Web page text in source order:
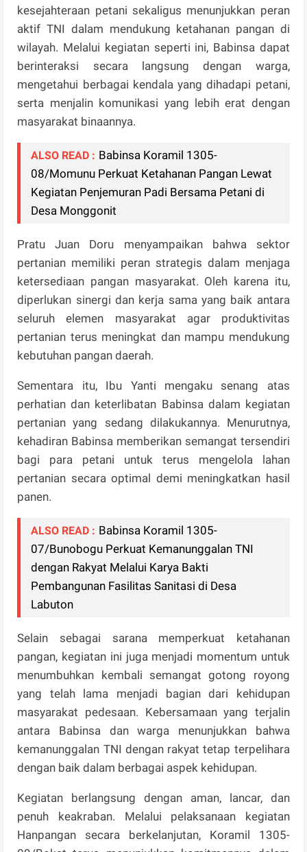
kesejahteraan petani sekaligus menunjukkan peran
aktif TNI dalam mendukung ketahanan pangan di
wilayah. Melalui kegiatan seperti ini, Babinsa dapat
berinteraksi secara langsung dengan warga,
mengetahui berbagai kendala yang dihadapi petani,
serta menjalin komunikasi yang lebih erat dengan
masyarakat binaannya.
ALSO READ : Babinsa Koramil 1305-
08/Momunu Perkuat Ketahanan Pangan Lewat
Kegiatan Penjemuran Padi Bersama Petani di
Desa Monggonit
Pratu Juan Doru menyampaikan bahwa sektor
pertanian memiliki peran strategis dalam menjaga
ketersediaan pangan masyarakat. Oleh karena itu,
diperlukan sinergi dan kerja sama yang baik antara
seluruh elemen masyarakat agar produktivitas
pertanian terus meningkat dan mampu mendukung
kebutuhan pangan daerah.
Sementara itu, Ibu Yanti mengaku senang atas
perhatian dan keterlibatan Babinsa dalam kegiatan
pertanian yang sedang dilakukannya. Menurutnya,
kehadiran Babinsa memberikan semangat tersendiri
bagi para petani untuk terus mengelola lahan
pertanian secara optimal demi meningkatkan hasil
panen.
ALSO READ : Babinsa Koramil 1305-
07/Bunobogu Perkuat Kemanunggalan TNI
dengan Rakyat Melalui Karya Bakti
Pembangunan Fasilitas Sanitasi di Desa
Labuton
Selain sebagai sarana memperkuat ketahanan
pangan, kegiatan ini juga menjadi momentum untuk
menumbuhkan kembali semangat gotong royong
yang telah lama menjadi bagian dari kehidupan
masyarakat pedesaan. Kebersamaan yang terjalin
antara Babinsa dan warga menunjukkan bahwa
kemanunggalan TNI dengan rakyat tetap terpelihara
dengan baik dalam berbagai aspek kehidupan.
Kegiatan berlangsung dengan aman, lancar, dan
penuh keakraban. Melalui pelaksanaan kegiatan
Hanpangan secara berkelanjutan, Koramil 1305-